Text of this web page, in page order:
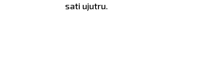
sati ujutru.